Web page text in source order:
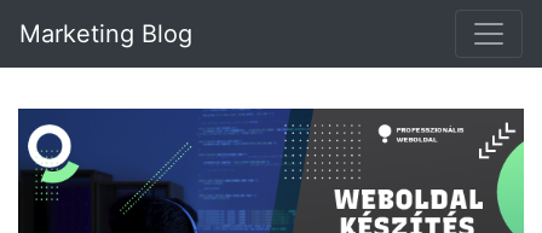
Marketing Blog